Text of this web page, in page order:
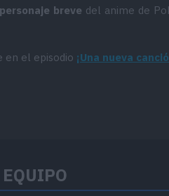
personaje breve del anime de
en el episodio ¡Una nueva